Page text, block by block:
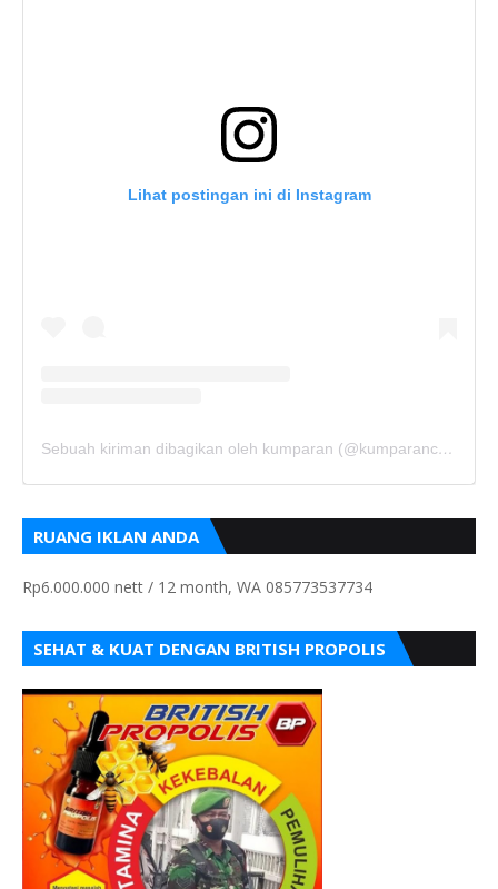
Lihat postingan ini di Instagram
Sebuah kiriman dibagikan oleh kumparan (@kumparancom)
RUANG IKLAN ANDA
Rp6.000.000 nett / 12 month, WA 085773537734
SEHAT & KUAT DENGAN BRITISH PROPOLIS